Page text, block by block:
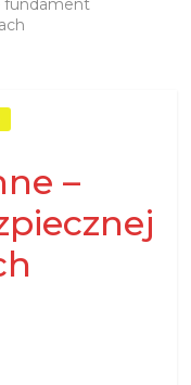
fundament
–